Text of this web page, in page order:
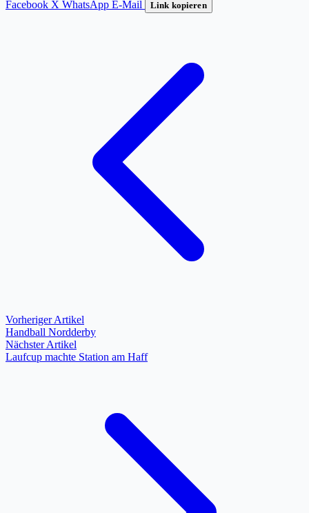
Facebook X WhatsApp E-Mail Link kopieren
Vorheriger Artikel
Handball Nordderby
Nächster Artikel
Laufcup machte Station am Haff